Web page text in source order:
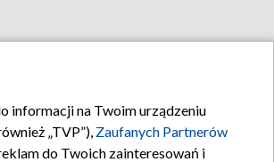
informacji na Twoim urządzeniu
„TVP”), Zaufanych Partnerów
do Twoich zainteresowań i